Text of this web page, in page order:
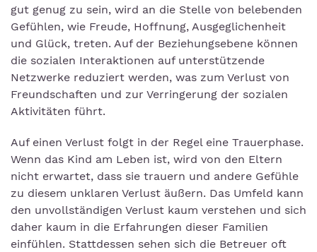
gut genug zu sein, wird an die Stelle von belebenden
Gefühlen, wie Freude, Hoffnung, Ausgeglichenheit
und Glück, treten. Auf der Beziehungsebene können
die sozialen Interaktionen auf unterstützende
Netzwerke reduziert werden, was zum Verlust von
Freundschaften und zur Verringerung der sozialen
Aktivitäten führt.
Auf einen Verlust folgt in der Regel eine Trauerphase.
Wenn das Kind am Leben ist, wird von den Eltern
nicht erwartet, dass sie trauern und andere Gefühle
zu diesem unklaren Verlust äußern. Das Umfeld kann
den unvollständigen Verlust kaum verstehen und sich
daher kaum in die Erfahrungen dieser Familien
einfühlen. Stattdessen sehen sich die Betreuer oft